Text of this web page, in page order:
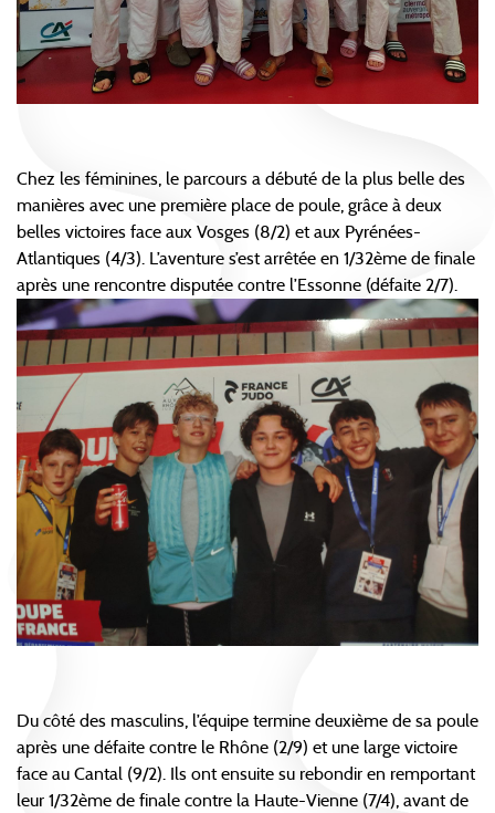
Chez les féminines, le parcours a débuté de la plus belle des
manières avec une première place de poule, grâce à deux
belles victoires face aux Vosges (8/2) et aux Pyrénées-
Atlantiques (4/3). L’aventure s’est arrêtée en 1/32ème de finale
après une rencontre disputée contre l’Essonne (défaite 2/7).
Du côté des masculins, l’équipe termine deuxième de sa poule
après une défaite contre le Rhône (2/9) et une large victoire
face au Cantal (9/2). Ils ont ensuite su rebondir en remportant
leur 1/32ème de finale contre la Haute-Vienne (7/4), avant de